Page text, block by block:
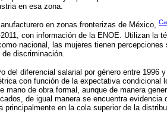
en esa zona.
en zonas fronterizas de México,
con información de la ENOE. Utilizan la
nacional, las mujeres tienen
discriminación.
del diferencial salarial por género entre 1996
con función de la expectativa condicional
mano de obra formal, aunque de manera
de igual manera se encuentra
principalmente en la cola superior de la